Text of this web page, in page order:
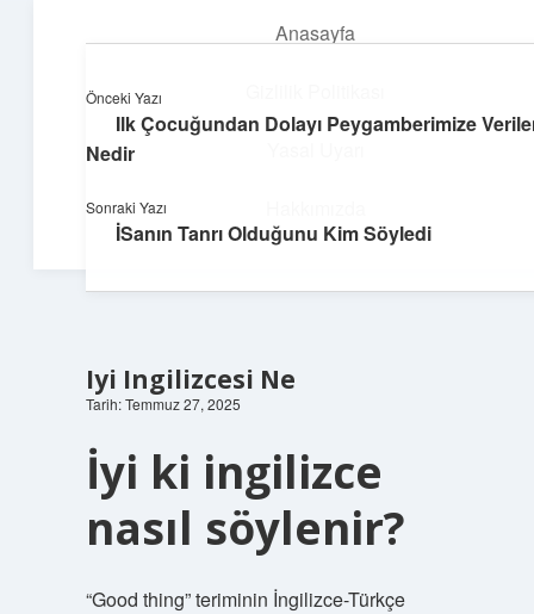
Anasayfa
Deniz Esintisi Hikayeler
Iyi Ingilizcesi Ne
Tarih: Temmuz 27, 2025
İyi ki ingilizce
nasıl söylenir?
“Good thing” teriminin İngilizce-Türkçe
Önceki Yazı
Ilk Çocuğundan Dolayı Peygamberimize
Nedir
Sonraki Yazı
İSanın Tanrı Olduğunu Kim Söyledi